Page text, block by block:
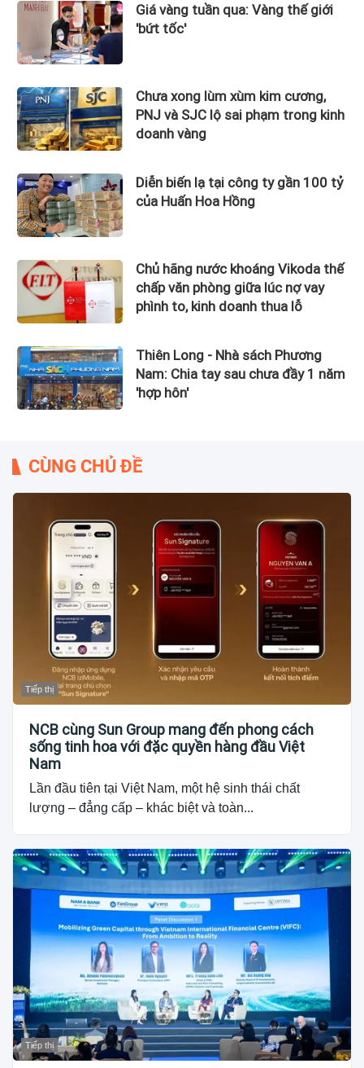
Giá vàng tuần qua: Vàng thế giới
'bứt tốc'
Chưa xong lùm xùm kim cương,
PNJ và SJC lộ sai phạm trong kinh
doanh vàng
Diễn biến lạ tại công ty gần 100 tỷ
của Huấn Hoa Hồng
Chủ hãng nước khoáng Vikoda thế
chấp văn phòng giữa lúc nợ vay
phình to, kinh doanh thua lỗ
Thiên Long - Nhà sách Phương
Nam: Chia tay sau chưa đầy 1 năm
'hợp hôn'
CÙNG CHỦ ĐỀ
Tiếp thị
NCB cùng Sun Group mang đến phong cách
sống tinh hoa với đặc quyền hàng đầu Việt
Nam
Lần đầu tiên tại Việt Nam, một hệ sinh thái chất
lượng – đẳng cấp – khác biệt và toàn...
Tiếp thị